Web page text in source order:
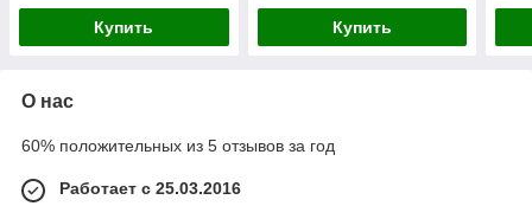
Купить Купить
О нас
60% положительных из 5 отзывов за год
Работает с 25.03.2016